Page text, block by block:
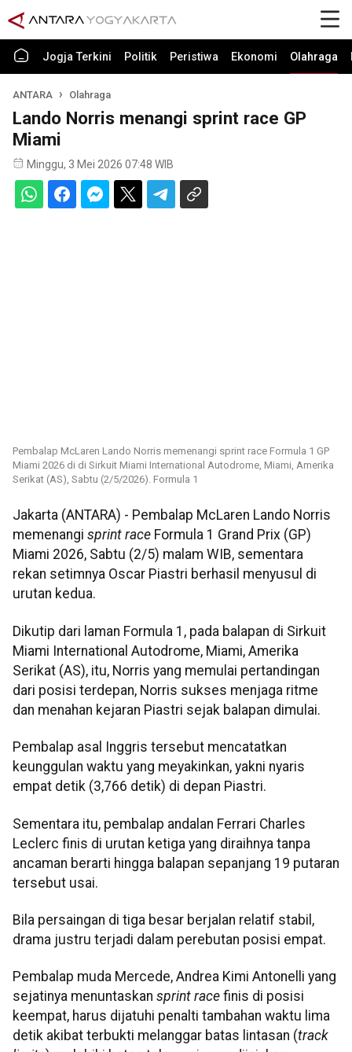
Jogja Terkini Politik Peristiwa Ekonomi Olahraga
ANTARA Olahraga
Lando Norris menangi sprint race GP
Miami
Minggu, 3 Mei 2026 07:48 WIB
Pembalap McLaren Lando Norris memenangi sprint race Formula 1 GP
Miami 2026 di di Sirkuit Miami International Autodrome, Miami, Amerika
Serikat (AS), Sabtu (2/5/2026). Formula 1
Jakarta (ANTARA) - Pembalap McLaren Lando Norris
memenangi sprint race Formula 1 Grand Prix (GP)
Miami 2026, Sabtu (2/5) malam WIB, sementara
rekan setimnya Oscar Piastri berhasil menyusul di
urutan kedua.
Dikutip dari laman Formula 1, pada balapan di Sirkuit
Miami International Autodrome, Miami, Amerika
Serikat (AS), itu, Norris yang memulai pertandingan
dari posisi terdepan, Norris sukses menjaga ritme
dan menahan kejaran Piastri sejak balapan dimulai.
Pembalap asal Inggris tersebut mencatatkan
keunggulan waktu yang meyakinkan, yakni nyaris
empat detik (3,766 detik) di depan Piastri.
Sementara itu, pembalap andalan Ferrari Charles
Leclerc finis di urutan ketiga yang diraihnya tanpa
ancaman berarti hingga balapan sepanjang 19 putaran
tersebut usai.
Bila persaingan di tiga besar berjalan relatif stabil,
drama justru terjadi dalam perebutan posisi empat.
Pembalap muda Mercede, Andrea Kimi Antonelli yang
sejatinya menuntaskan sprint race finis di posisi
keempat, harus dijatuhi penalti tambahan waktu lima
detik akibat terbukti melanggar batas lintasan (track